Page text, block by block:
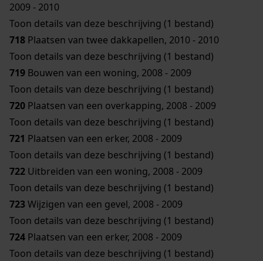
2009 - 2010
Toon details van deze beschrijving (1 bestand)
718 Plaatsen van twee dakkapellen, 2010 - 2010
Toon details van deze beschrijving (1 bestand)
719 Bouwen van een woning, 2008 - 2009
Toon details van deze beschrijving (1 bestand)
720 Plaatsen van een overkapping, 2008 - 2009
Toon details van deze beschrijving (1 bestand)
721 Plaatsen van een erker, 2008 - 2009
Toon details van deze beschrijving (1 bestand)
722 Uitbreiden van een woning, 2008 - 2009
Toon details van deze beschrijving (1 bestand)
723Wijzigen van een gevel, 2008 - 2009
Toon details van deze beschrijving (1 bestand)
724 Plaatsen van een erker, 2008 - 2009
Toon details van deze beschrijving (1 bestand)